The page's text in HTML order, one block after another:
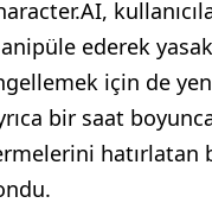
ederek
için de
bir saat